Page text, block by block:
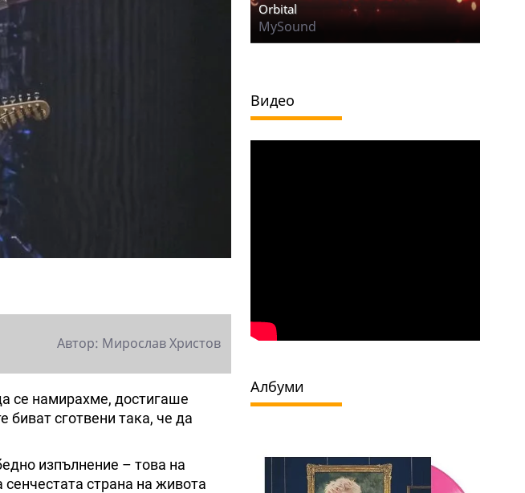
Автор: Мирослав Христов
се намирахме, достигаше
биват сготвени така, че да
изпълнение – това на
страна на живота
Orbital
MySound
Видео
Албуми